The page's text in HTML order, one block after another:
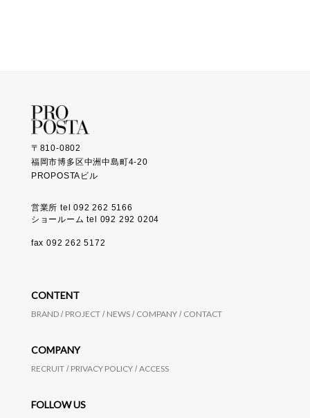
〒810-0802
福岡市博多区中洲中島町4-20
PROPOSTAビル
営業所 tel 092 262 5166
ショールーム tel 092 292 0204
fax 092 262 5172
CONTENT
BRAND PROJECT NEWS COMPANY CONTACT
COMPANY
RECRUIT PRIVACY POLICY ACCESS
FOLLOW US